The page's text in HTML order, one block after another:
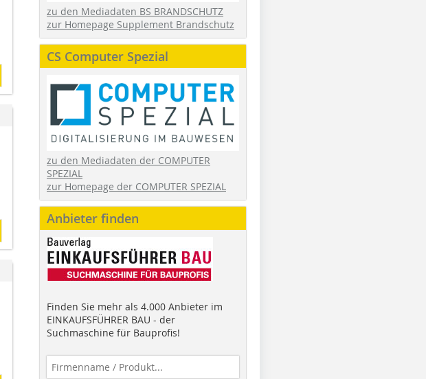
zu den Mediadaten BS BRANDSCHUTZ
zur Homepage Supplement Brandschutz
CS Computer Spezial
zu den Mediadaten der COMPUTER
SPEZIAL
zur Homepage der COMPUTER SPEZIAL
Anbieter finden
Finden Sie mehr als 4.000 Anbieter im
EINKAUFSFÜHRER BAU - der
Suchmaschine für Bauprofis!